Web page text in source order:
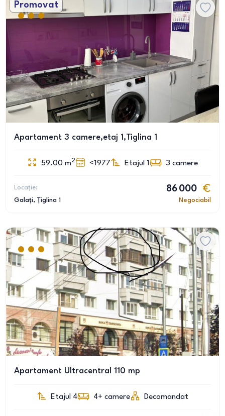
Promovat
Apartament 3 camere,etaj 1,Tiglina 1
59.00 m2 <1977 Etajul 1 3 camere
Locație:
Galați, Țiglina 1
86 000
Negociabil
Apartament Ultracentral 110 mp
Etajul 4 4+ camere Decomandat